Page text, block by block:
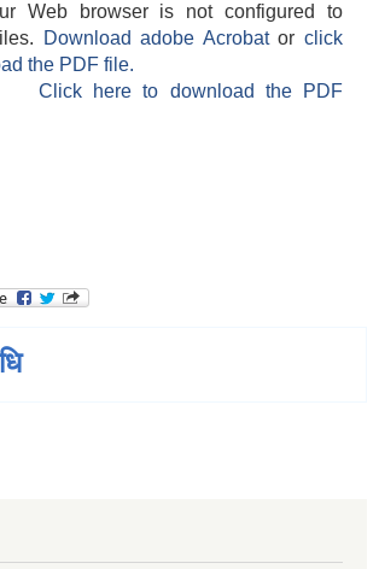
Web browser is not configured to
Download adobe Acrobatorclick
the PDF file.
Click here to download the PDF